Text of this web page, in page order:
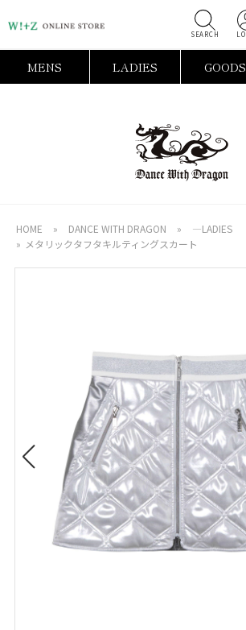
MENS LADIES GOODS
HOME » DANCE WITH DRAGON »
―LADIES
» メタリックタフタキルティングスカート